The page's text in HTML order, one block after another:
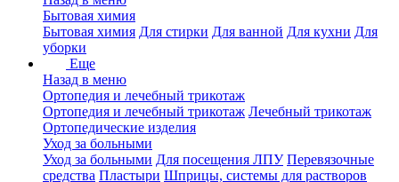
Бытовая химия
Бытовая химия Для стирки Для ванной Для кухни Для
уборки
Еще
Назад в меню
Ортопедия и лечебный трикотаж
Ортопедия и лечебный трикотаж Лечебный трикотаж
Ортопедические изделия
Уход за больными
Уход за больными Для посещения ЛПУ Перевязочные
средства Пластыри Шприцы, системы для растворов